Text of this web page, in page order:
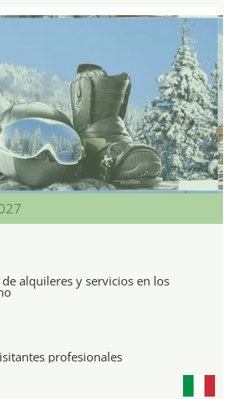
alquileres y servicios en los
profesionales